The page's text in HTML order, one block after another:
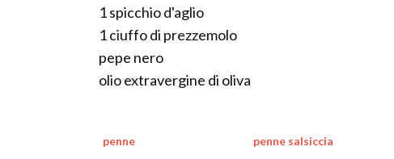
1 spicchio d'aglio
1 ciuffo di prezzemolo
pepe nero
olio extravergine di oliva
penne penne salsiccia